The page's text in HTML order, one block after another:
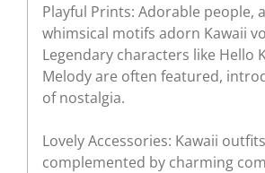
Playful Prints: Adorable people,
whimsical motifs adorn Kawaii
Legendary characters like Hello
Melody are often featured,
of nostalgia.
Lovely Accessories: Kawaii
complemented by charming